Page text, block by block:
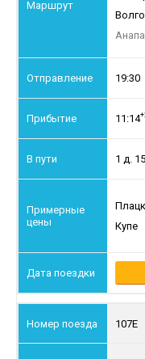
Анапа
19:30
11:14
1 д.
Купе
107Е